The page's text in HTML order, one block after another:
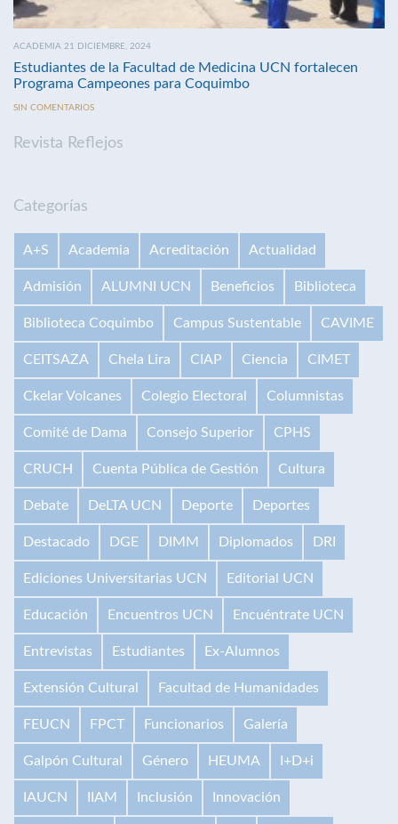
ACADEMIA 21 DICIEMBRE, 2024
Estudiantes de la Facultad de Medicina UCN fortalecen
Programa Campeones para Coquimbo
SIN COMENTARIOS
Revista Reflejos
Categorías
A+S Academia Acreditación Actualidad
Admisión ALUMNI UCN Beneficios Biblioteca
Biblioteca Coquimbo Campus Sustentable CAVIME
CEITSAZA Chela Lira CIAP Ciencia CIMET
Ckelar Volcanes Colegio Electoral Columnistas
Comité de Dama Consejo Superior CPHS
CRUCH Cuenta Pública de Gestión Cultura
Debate DeLTA UCN Deporte Deportes
Destacado DGE DIMM Diplomados DRI
Ediciones Universitarias UCN Editorial UCN
Educación Encuentros UCN Encuéntrate UCN
Entrevistas Estudiantes Ex-Alumnos
Extensión Cultural Facultad de Humanidades
FEUCN FPCT Funcionarios Galería
Galpón Cultural Género HEUMA I+D+i
IAUCN IIAM Inclusión Innovación